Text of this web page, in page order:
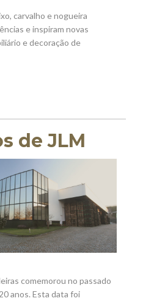
carvalho e nogueira
e inspiram novas
e decoração de
de JLM
comemorou no passado
anos. Esta data foi